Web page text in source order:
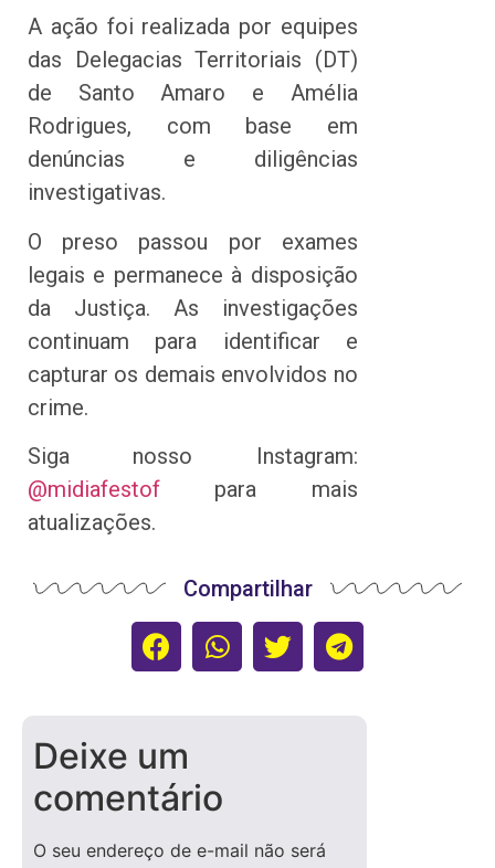
A ação foi realizada por equipes
das Delegacias Territoriais (DT)
de Santo Amaro e Amélia
Rodrigues, com base em
denúncias e diligências
investigativas.
O preso passou por exames
legais e permanece à disposição
da Justiça. As investigações
continuam para identificar e
capturar os demais envolvidos no
crime.
Siga nosso Instagram:
@midiafestof para mais
atualizações.
Compartilhar
Deixe um
comentário
O seu endereço de e-mail não será